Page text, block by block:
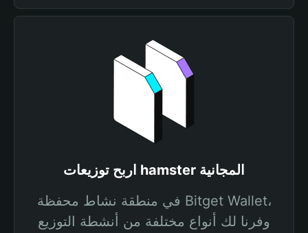
اربح توزيعات hamster المجانية
في منطقة نشاط محفظة Bitget Wallet،
وفرنا لك أنواع مختلفة من أنشطة التوزيع